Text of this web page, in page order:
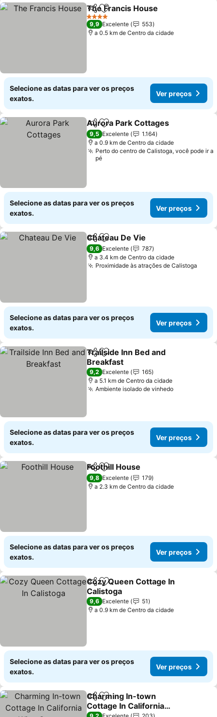
PartilharAdicionar aos favoritos
The Francis House
4 Estrelas
9,9 Excelente
553
a 0.5 km de Centro da cidade
Selecione as datas para ver os preços
exatos.
Ver preços
PartilharAdicionar aos favoritos
Aurora Park Cottages
9,5 Excelente
1.164
a 0.9 km de Centro da cidade
Perto do centro de Calistoga, você pode ir a
pé
Selecione as datas para ver os preços
exatos.
Ver preços
PartilharAdicionar aos favoritos
Chateau De Vie
9,6 Excelente
787
a 3.4 km de Centro da cidade
Proximidade às atrações de Calistoga
Selecione as datas para ver os preços
exatos.
Ver preços
PartilharAdicionar aos favoritos
Trailside Inn Bed and
Breakfast
9,2 Excelente
165
a 5.1 km de Centro da cidade
Ambiente isolado de vinhedo
Selecione as datas para ver os preços
exatos.
Ver preços
PartilharAdicionar aos favoritos
Foothill House
9,8 Excelente
179
a 2.3 km de Centro da cidade
Selecione as datas para ver os preços
exatos.
Ver preços
PartilharAdicionar aos favoritos
Cozy Queen Cottage In
Calistoga
9,6 Excelente
51
a 0.9 km de Centro da cidade
Selecione as datas para ver os preços
exatos.
Ver preços
PartilharAdicionar aos favoritos
Charming In-town
Cottage In California